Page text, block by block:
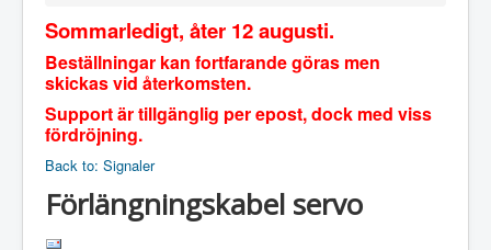
Sommarledigt, åter 12 augusti.
Beställningar kan fortfarande göras men
skickas vid återkomsten.
Support är tillgänglig per epost, dock med viss
fördröjning.
Back to: Signaler
Förlängningskabel servo